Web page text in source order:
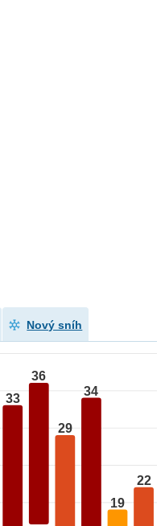
Nový sníh
33
36
29
34
19
22